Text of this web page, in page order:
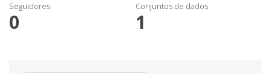
Seguidores
0
Conjuntos de dados
1